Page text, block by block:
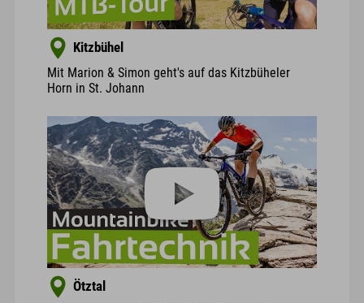
Kitzbühel
Mit Marion & Simon geht's auf das Kitzbüheler
Horn in St. Johann
Ötztal